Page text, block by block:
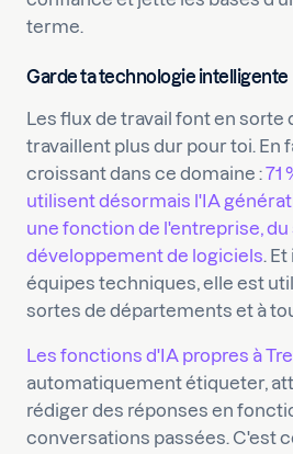
terme.
Garde ta technologie intelligente
Les flux de travail font en sorte
travaillent plus dur pour toi. En
croissant dans ce domaine :71
utilisent désormais l'IA
une fonction de l'entreprise,
développement de logiciels.
équipes techniques, elle est
sortes de départements et à
Les fonctions d'IA propres à
automatiquement étiqueter,
rédiger des réponses en
conversations passées. C'est